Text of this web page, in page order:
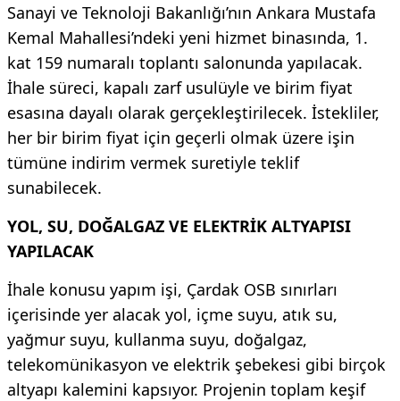
Sanayi ve Teknoloji Bakanlığı’nın Ankara Mustafa
Kemal Mahallesi’ndeki yeni hizmet binasında, 1.
kat 159 numaralı toplantı salonunda yapılacak.
İhale süreci, kapalı zarf usulüyle ve birim fiyat
esasına dayalı olarak gerçekleştirilecek. İstekliler,
her bir birim fiyat için geçerli olmak üzere işin
tümüne indirim vermek suretiyle teklif
sunabilecek.
YOL, SU, DOĞALGAZ VE ELEKTRİK ALTYAPISI
YAPILACAK
İhale konusu yapım işi, Çardak OSB sınırları
içerisinde yer alacak yol, içme suyu, atık su,
yağmur suyu, kullanma suyu, doğalgaz,
telekomünikasyon ve elektrik şebekesi gibi birçok
altyapı kalemini kapsıyor. Projenin toplam keşif